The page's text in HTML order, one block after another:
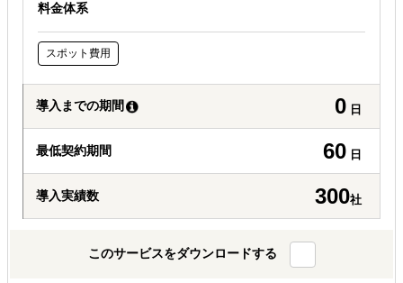
料金体系
スポット費用
導入までの期間 0 日
最低契約期間 60 日
導入実績数 300社
このサービスをダウンロードする